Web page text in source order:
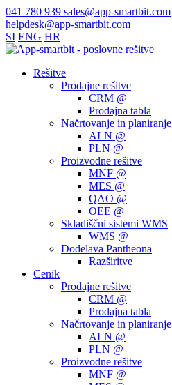
041 780 939 sales@app-smartbit.com
helpdesk@app-smartbit.com
SI ENG HR
Rešitve
Prodajne rešitve
CRM @
Prodajna tabla
Načrtovanje in planiranje
ALN @
PLN @
Proizvodne rešitve
MNF @
MES @
QAO @
OEE @
Skladiščni sistemi WMS
WMS @
Dodelava Pantheona
Razširitve
Cenik
Prodajne rešitve
CRM @
Prodajna tabla
Načrtovanje in planiranje
ALN @
PLN @
Proizvodne rešitve
MNF @